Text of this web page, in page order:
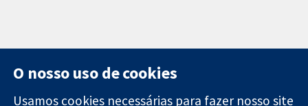
O nosso uso de cookies
Usamos cookies necessárias para fazer nosso site